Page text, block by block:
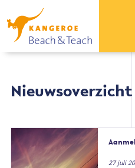
Nieuwsoverzicht
27 juli